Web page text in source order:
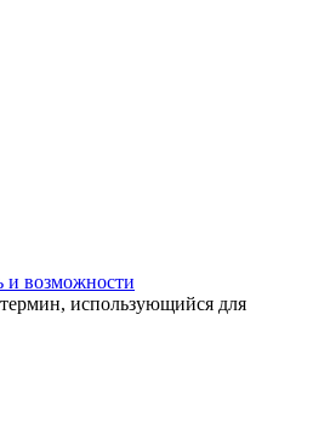
и возможности
использующийся для